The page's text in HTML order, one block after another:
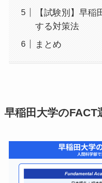
【試験別】早
する対策法
まとめ
早稲田大学のFACT